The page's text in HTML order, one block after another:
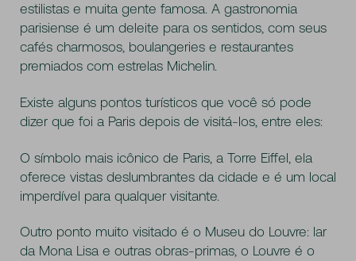
estilistas e muita gente famosa. A gastronomia
parisiense é um deleite para os sentidos, com seus
cafés charmosos, boulangeries e restaurantes
premiados com estrelas Michelin.
Existe alguns pontos turísticos que você só pode
dizer que foi a Paris depois de visitá-los, entre eles:
O símbolo mais icônico de Paris, a Torre Eiffel, ela
oferece vistas deslumbrantes da cidade e é um local
imperdível para qualquer visitante.
Outro ponto muito visitado é o Museu do Louvre: lar
da Mona Lisa e outras obras-primas, o Louvre é o